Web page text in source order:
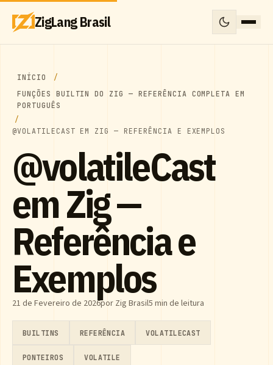
ZigLang Brasil
INÍCIO
FUNÇÕES BUILTIN DO ZIG — REFERÊNCIA COMPLETA EM
PORTUGUÊS
@VOLATILECAST EM ZIG — REFERÊNCIA E EXEMPLOS
@volatileCast
em Zig —
Referência e
Exemplos
21 de Fevereiro de 2026por Zig Brasil5 min de leitura
BUILTINS REFERÊNCIA VOLATILECAST
PONTEIROS VOLATILE